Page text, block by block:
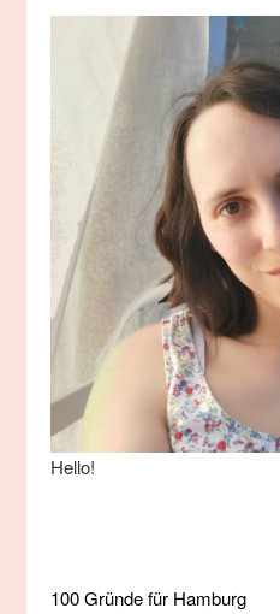
Hello!
100 Gründe für Hamburg